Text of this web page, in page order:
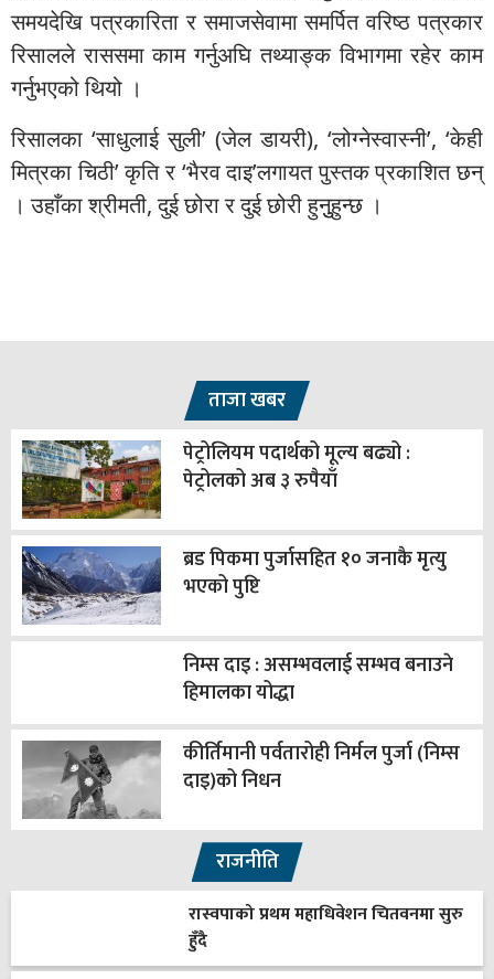
समयदेखि पत्रकारिता र समाजसेवामा समर्पित वरिष्ठ पत्रकार
रिसालले राससमा काम गर्नुअघि तथ्याङ्क विभागमा रहेर काम
गर्नुभएको थियो ।
रिसालका ‘साधुलाई सुली’ (जेल डायरी), ‘लोग्नेस्वास्नी’, ‘केही
मित्रका चिठी’ कृति र ‘भैरव दाइ’लगायत पुस्तक प्रकाशित छन्
। उहाँका श्रीमती, दुई छोरा र दुई छोरी हुनुुहुन्छ ।
ताजा खबर
पेट्रोलियम पदार्थको मूल्य बढ्यो :
पेट्रोलको अब ३ रुपैयाँ
ब्रड पिकमा पुर्जासहित १० जनाकै मृत्यु
भएको पुष्टि
निम्स दाइ : असम्भवलाई सम्भव बनाउने
हिमालका योद्धा
कीर्तिमानी पर्वतारोही निर्मल पुर्जा (निम्स
दाइ)को निधन
राजनीति
रास्वपाको प्रथम महाधिवेशन चितवनमा सुरु
हुँदै